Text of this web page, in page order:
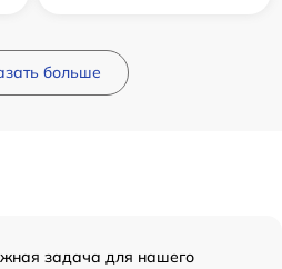
больше
задача для нашего